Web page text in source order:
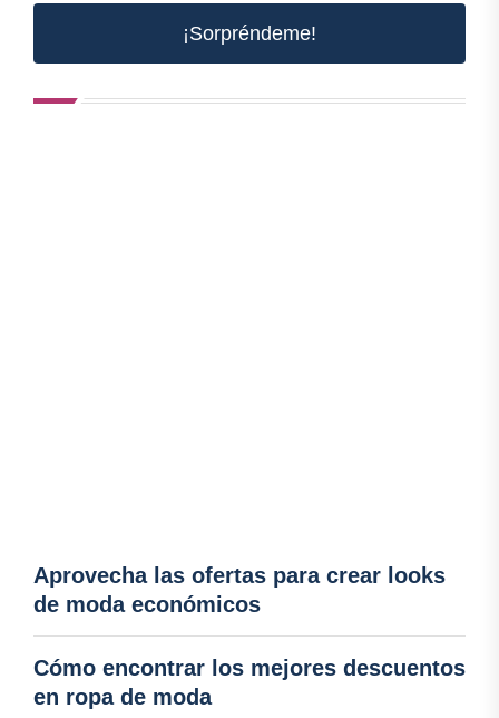
¡Sorpréndeme!
Aprovecha las ofertas para crear looks
de moda económicos
Cómo encontrar los mejores descuentos
en ropa de moda